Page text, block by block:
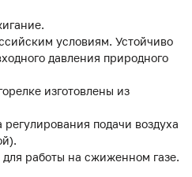
условиям. Устойчиво
давления природного
изготовлены из
подачи воздуха
работы на сжиженном газе.